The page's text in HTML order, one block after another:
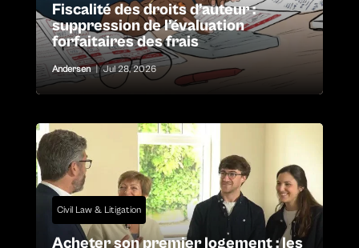
Fiscalité des droits d’auteur :
suppression de l’évaluation
forfaitaires des frais
Andersen | Jul 28, 2026
Civil Law & Litigation
Acheter son premier logement : les